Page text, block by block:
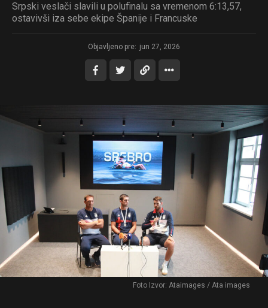
Srpski veslači slavili u polufinalu sa vremenom 6:13,57,
ostavivši iza sebe ekipe Španije i Francuske
Objavljeno pre: jun 27, 2026
Foto Izvor: Ataimages / Ata images